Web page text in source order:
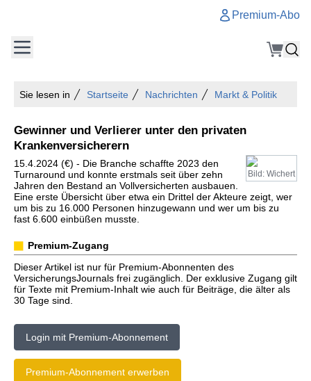
Premium-Abo
Sie lesen in Startseite Nachrichten Markt & Politik
Gewinner und Verlierer unter den privaten
Krankenversicherern
Bild: Wichert
15.4.2024 (€) - Die Branche schaffte 2023 den
Turnaround und konnte erstmals seit über zehn
Jahren den Bestand an Vollversicherten ausbauen.
Eine erste Übersicht über etwa ein Drittel der Akteure zeigt, wer
um bis zu 16.000 Personen hinzugewann und wer um bis zu
fast 6.600 einbüßen musste.
Premium-Zugang
Dieser Artikel ist nur für Premium-Abonnenten des
VersicherungsJournals frei zugänglich. Der exklusive Zugang gilt
für Texte mit Premium-Inhalt wie auch für Beiträge, die älter als
30 Tage sind.
Login mit Premium-Abonnement
Premium-Abonnement erwerben